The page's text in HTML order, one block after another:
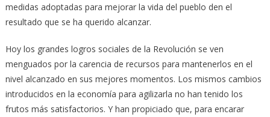
medidas adoptadas para mejorar la vida del pueblo den el
resultado que se ha querido alcanzar.
Hoy los grandes logros sociales de la Revolución se ven
menguados por la carencia de recursos para mantenerlos en el
nivel alcanzado en sus mejores momentos. Los mismos cambios
introducidos en la economía para agilizarla no han tenido los
frutos más satisfactorios. Y han propiciado que, para encarar